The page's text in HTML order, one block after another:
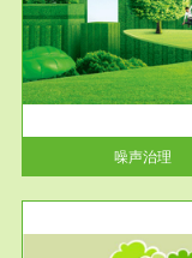
噪声治理
废气处理